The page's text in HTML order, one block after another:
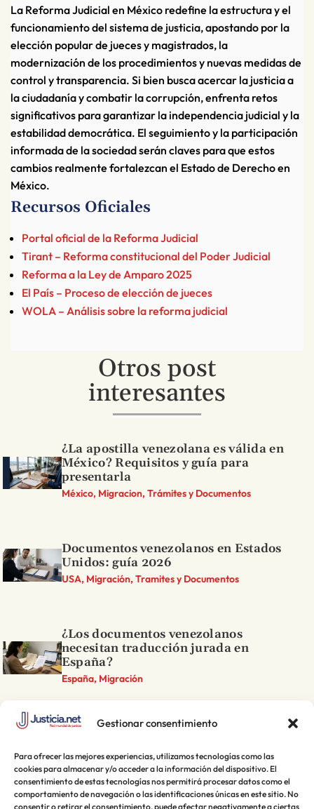
Gestionar consentimiento
Para ofrecer las mejores experiencias, utilizamos tecnologías como las
cookies para almacenar y/o acceder a la información del dispositivo. El
consentimiento de estas tecnologías nos permitirá procesar datos como el
comportamiento de navegación o las identificaciones únicas en este sitio. No
consentir o retirar el consentimiento, puede afectar negativamente a ciertas
La Reforma Judicial en México redefine la estructura y el
funcionamiento del sistema de justicia, apostando por la
elección popular de jueces y magistrados, la
modernización de los procedimientos y nuevas medidas de
control y transparencia. Si bien busca acercar la justicia a
la ciudadanía y combatir la corrupción, enfrenta retos
significativos para garantizar la independencia judicial y la
estabilidad democrática. El seguimiento y la participación
informada de la sociedad serán claves para que estos
cambios realmente fortalezcan el Estado de Derecho en
México.
Recursos Oficiales
Portal oficial de la Reforma Judicial
Tirant – Reforma constitucional del Poder Judicial
Reforma a la Ley de Amparo 2025
El País – Proceso de elección de jueces
WOLA – Análisis sobre la reforma judicial
Otros post
interesantes
¿La apostilla venezolana es válida en
México? Requisitos y guía para
presentarla
México, Migracion, Trámites y Documentos
Documentos venezolanos en Estados
Unidos: guía 2026
USA, Migración, Tramites y Documentos
¿Los documentos venezolanos
necesitan traducción jurada en
España?
España, Migración